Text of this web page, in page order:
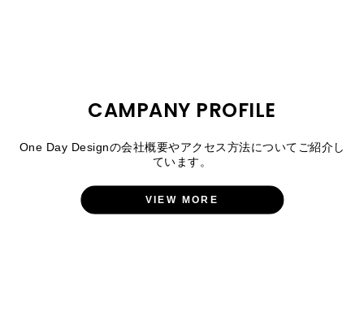
CAMPANY PROFILE
One Day Designの会社概要やアクセス方法についてご紹介し
ています。
VIEW MORE